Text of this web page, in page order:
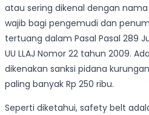
atau sering dikenal dengan
wajib bagi pengemudi dan
tertuang dalam Pasal Pasal 289
UU LLAJ Nomor 22 tahun 2009.
dikenakan sanksi pidana
paling banyak Rp 250 ribu.
Seperti diketahui, safety belt